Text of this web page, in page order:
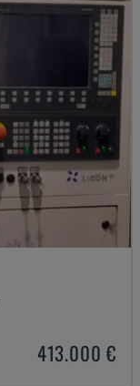
413.000 €